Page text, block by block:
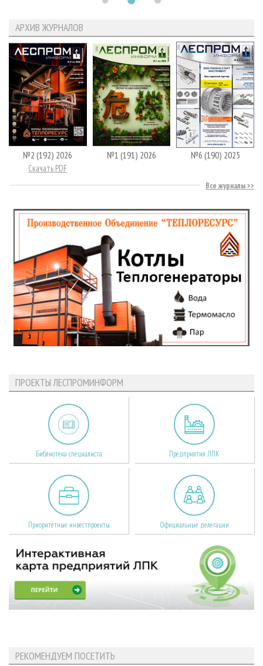
АРХИВ ЖУРНАЛОВ
№2 (192) 2026
Скачать PDF
№1 (191) 2026 №6 (190) 2025
Все журналы
ПРОЕКТЫ ЛЕСПРОМИНФОРМ
Библиотека специалиста Предприятия ЛПК
Приоритетные инвестпроекты Официальные делегации
РЕКОМЕНДУЕМ ПОСЕТИТЬ